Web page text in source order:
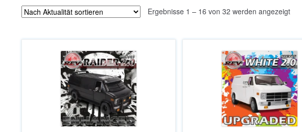
Ergebnisse 1 – 16 von 32 werden angezeigtNach